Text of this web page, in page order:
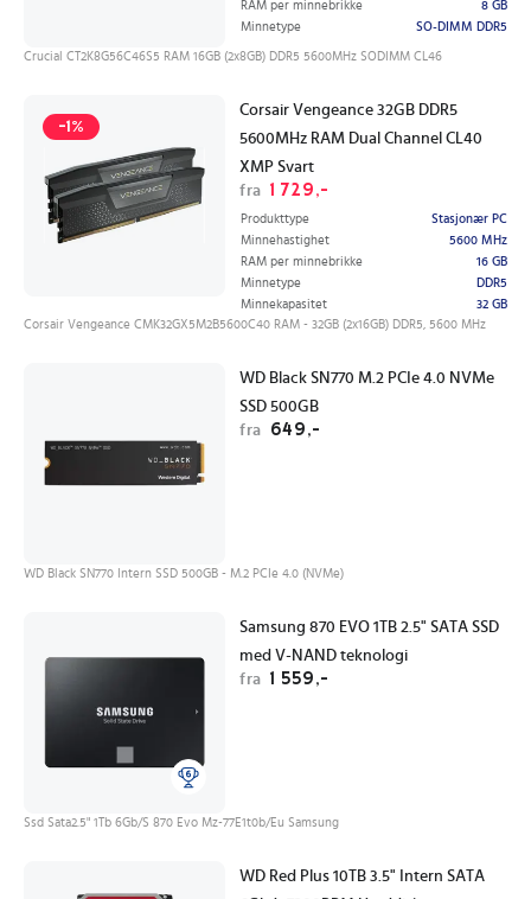
RAM per minnebrikke
8 GB
Minnetype
SO-DIMM DDR5
Crucial CT2K8G56C46S5 RAM 16GB (2x8GB) DDR5 5600MHz SODIMM CL46
-1%
Corsair Vengeance 32GB DDR5
5600MHz RAM Dual Channel CL40
XMP Svart
fra 1 729,-
Produkttype
Stasjonær PC
Minnehastighet
5600 MHz
RAM per minnebrikke
16 GB
Minnetype
DDR5
Minnekapasitet
32 GB
Corsair Vengeance CMK32GX5M2B5600C40 RAM - 32GB (2x16GB) DDR5, 5600 MHz
WD Black SN770 M.2 PCIe 4.0 NVMe
SSD 500GB
fra
649,-
WD Black SN770 Intern SSD 500GB - M.2 PCIe 4.0 (NVMe)
Samsung 870 EVO 1TB 2.5" SATA SSD
med V-NAND teknologi
fra 1 559,-
Ssd Sata2.5" 1Tb 6Gb/S 870 Evo Mz-77E1t0b/Eu Samsung
WD Red Plus 10TB 3.5" Intern SATA